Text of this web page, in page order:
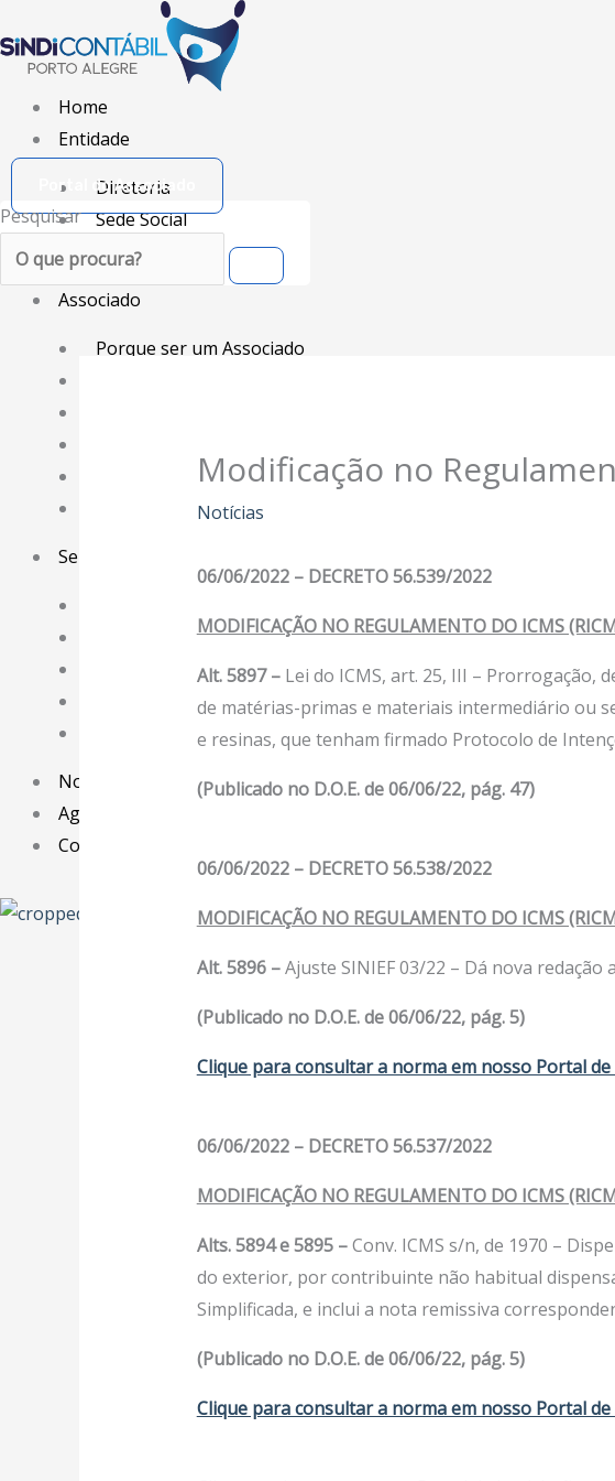
para
conteúdoHome
Entidade
Diretoria
Sede Social
Ação Social
Associado
Porque ser um Associado
Filiação Sindical
Serviços
Vagas/Oportunidades
Notícias
Agenda
Contato
X
Portal do Associado
Pesquisar
Modificação no
Notícias
06/06/2022 – DECRETO 56.539/2022
MODIFICAÇÃO NO REGULAMENTO DO ICMS
Alt. 5897 – Lei do ICMS, art. 25, III – Prorrogação,
de matérias-primas e materiais intermediário ou
e resinas, que tenham firmado Protocolo de
(Publicado no D.O.E. de 06/06/22, pág. 47)
06/06/2022 – DECRETO 56.538/2022
MODIFICAÇÃO NO REGULAMENTO DO ICMS
Alt. 5896 –Ajuste SINIEF 03/22 – Dá nova redação
(Publicado no D.O.E. de 06/06/22, pág. 5)
Clique para consultar a norma em nosso Portal de
06/06/2022 – DECRETO 56.537/2022
MODIFICAÇÃO NO REGULAMENTO DO ICMS
Alts. 5894 e 5895 –Conv. ICMS s/n, de 1970 –
do exterior, por contribuinte não habitual
Simplificada, e inclui a nota remissiva
(Publicado no D.O.E. de 06/06/22, pág. 5)
Clique para consultar a norma em nosso Portal de